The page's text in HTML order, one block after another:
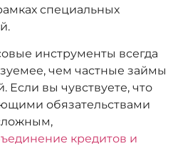
специальных
инструменты всегда
чем частные займы
Если вы чувствуете, что
обязательствами
кредитов и